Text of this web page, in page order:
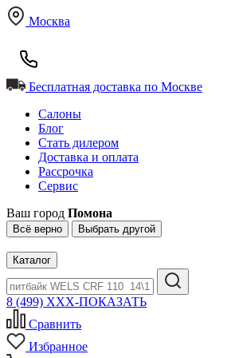
Москва
Бесплатная доставка по Москве
Салоны
Блог
Стать дилером
Доставка и оплата
Рассрочка
Сервис
Ваш город Помона
Всё верно Выбрать другой
Каталог
8 (499) XXX-ПОКАЗАТЬ
Сравнить
Избранное